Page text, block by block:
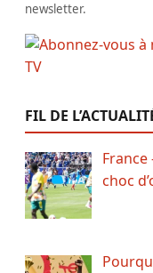
newsletter.
FIL DE
France
choc